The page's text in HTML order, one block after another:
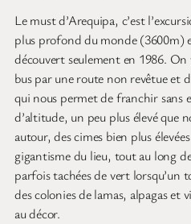
Le must d’Arequipa, c’est
plus profond du monde (3600m)
découvert seulement en 1986. On
bus par une route non revêtue et
qui nous permet de franchir sans
d’altitude, un peu plus élevé que
autour, des cimes bien plus
gigantisme du lieu, tout au long
parfois tachées de vert lorsqu’un
des colonies de lamas, alpagas
au décor.